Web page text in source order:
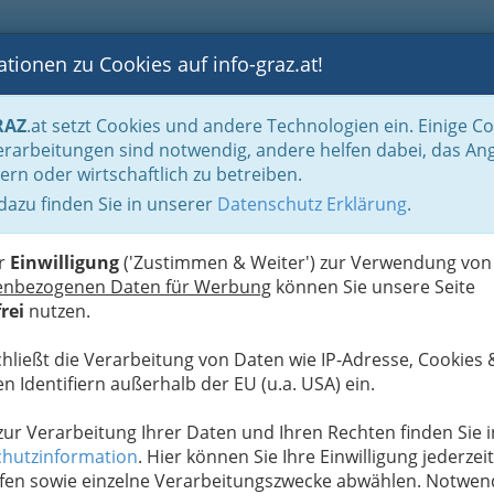
BLOGS FOTOS GASTRONOMIE BRANCHEN
zu Cookies auf info-graz.at!
.at setzt Cookies und andere Technologien ein. Einige
sind notwendig, andere helfen dabei, das
oder wirtschaftlich zu betreiben.
finden Sie in unserer Datenschutz Erklärung.
Einwilligung('Zustimmen & Weiter') zur Verwendung von
Daten für Werbung können Sie unsere Seite
nutzen.
die Verarbeitung von Daten wie IP-Adresse, Cookies
Identifiern außerhalb der EU (u.a. USA) ein.
Verarbeitung Ihrer Daten und Ihren Rechten finden Sie
. Hier können Sie Ihre Einwilligung jederzeit
sowie einzelne Verarbeitungszwecke abwählen.
gruppiert Oktober 2015
- Forum